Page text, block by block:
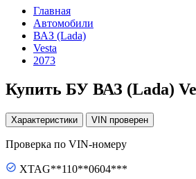
Главная
Автомобили
ВАЗ (Lada)
Vesta
2073
Купить БУ ВАЗ (Lada)
Характеристики VIN проверен
Проверка по VIN-номеру
XTAG**110**0604***